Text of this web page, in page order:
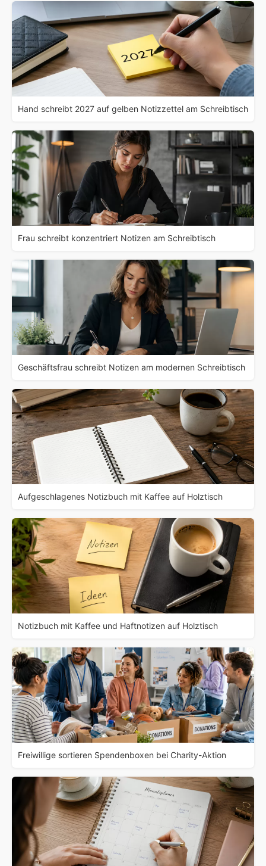
Hand schreibt 2027 auf gelben Notizzettel am Schreibtisch
Frau schreibt konzentriert Notizen am Schreibtisch
Geschäftsfrau schreibt Notizen am modernen Schreibtisch
Aufgeschlagenes Notizbuch mit Kaffee auf Holztisch
Notizbuch mit Kaffee und Haftnotizen auf Holztisch
Freiwillige sortieren Spendenboxen bei Charity-Aktion